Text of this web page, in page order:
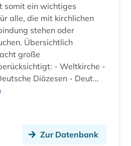
einwanderungspolitik (1)
elberfelder bibel (3)
elektronische bibliothek (2)
somit ein wichtiges
alle, die mit kirchlichen
stehen oder
Übersichtlich
große
- Weltkirche -
Diözesen - Deut...
Zur Datenbank